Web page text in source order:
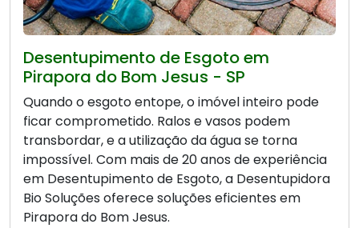
Desentupimento de Esgoto em
Pirapora do Bom Jesus - SP
Quando o esgoto entope, o imóvel inteiro pode
ficar comprometido. Ralos e vasos podem
transbordar, e a utilização da água se torna
impossível. Com mais de 20 anos de experiência
em Desentupimento de Esgoto, a Desentupidora
Bio Soluções oferece soluções eficientes em
Pirapora do Bom Jesus.